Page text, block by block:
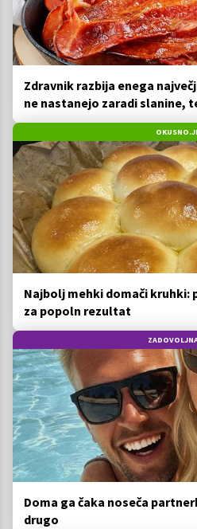
Zdravnik razbija enega
ne nastanejo zaradi slanine,
ga imamo vsi radi
Najbolj mehki domači kruhki:
za popoln rezultat
Doma ga čaka noseča
drugo